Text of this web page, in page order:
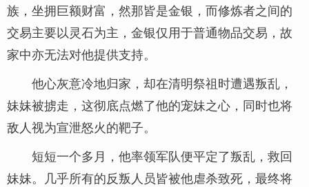
族，坐拥巨额财富，然那皆是金银，而修炼者之间的
交易主要以灵石为主，金银仅用于普通物品交易，故
家中亦无法对他提供支持。
他心灰意冷地归家，却在清明祭祖时遭遇叛乱，
妹妹被掳走，这彻底点燃了他的宠妹之心，同时也将
敌人视为宣泄怒火的靶子。
短短一个多月，他率领军队便平定了叛乱，救回
妹妹。几乎所有的反叛人员皆被他虐杀致死，最终将